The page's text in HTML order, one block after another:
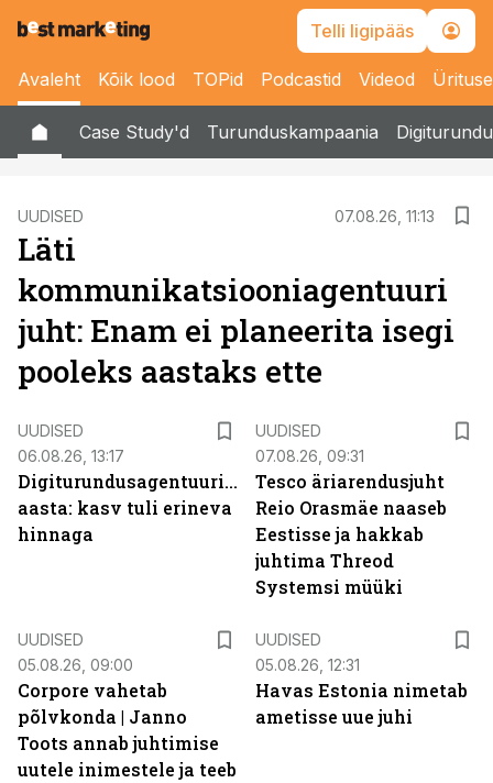
Telli ligipääs
Avaleht Kõik lood TOPid Podcastid Videod
Case Study'd Turunduskampaania
UUDISED 07.08.26, 11:13
Läti
kommunikatsiooniagentuuri
juht: Enam ei planeerita isegi
pooleks aastaks ette
UUDISED
06.08.26, 13:17
Digiturundusagentuuride
aasta: kasv tuli erineva
hinnaga
UUDISED
07.08.26, 09:31
Tesco äriarendusjuht
Reio Orasmäe naaseb
Eestisse ja hakkab
juhtima Threod
Systemsi müüki
UUDISED
05.08.26, 09:00
Corpore vahetab
põlvkonda | Janno
Toots annab juhtimise
uutele inimestele ja teeb
UUDISED
05.08.26, 12:31
Havas Estonia nimetab
ametisse uue juhi